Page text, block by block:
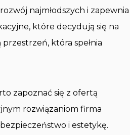
najmłodszych i zapewnia
które decydują się na
która spełnia
zapoznać się z ofertą
rozwiązaniom firma
i estetykę.